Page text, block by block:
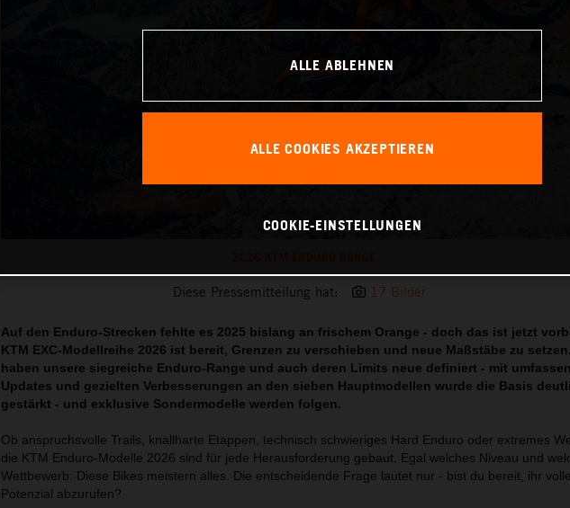
Diese Pressemitteilung hat: 17 Bilder
Auf den Enduro-Strecken fehlte es 2025 bislang an frischem Orange - doch das ist jetzt
KTM EXC-Modellreihe 2026 ist bereit, Grenzen zu verschieben und neue Maßstäbe zu
haben unsere siegreiche Enduro-Range und auch deren Limits neue definiert - mit
Updates und gezielten Verbesserungen an den sieben Hauptmodellen wurde die Basis
gestärkt - und exklusive Sondermodelle werden folgen.
Ob anspruchsvolle Trails, knallharte Etappen, technisch schwieriges Hard Enduro oder extremes
die KTM Enduro-Modelle 2026 sind für jede Herausforderung gebaut. Egal welches Niveau und
Wettbewerb: Diese Bikes meistern alles. Die entscheidende Frage lautet nur - bist du bereit, ihr
Potenzial abzurufen?
ALLE ABLEHNEN
ALLE COOKIES AKZEPTIEREN
COOKIE-EINSTELLUNGEN